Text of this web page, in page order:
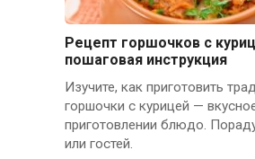
Рецепт горшочков с
пошаговая инструкция
Изучите, как приготовить
горшочки с курицей —
приготовлении блюдо.
или гостей.